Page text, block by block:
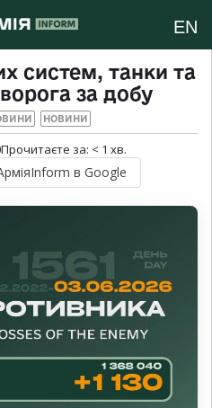
EN
систем, танки та
за добу
НОВИНИ
Прочитаєте за: < 1 хв.
в Google